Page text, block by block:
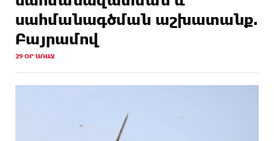
սահմանագծման աշխատանք.
Բայրամով
29 ՕՐ ԱՌԱՋ